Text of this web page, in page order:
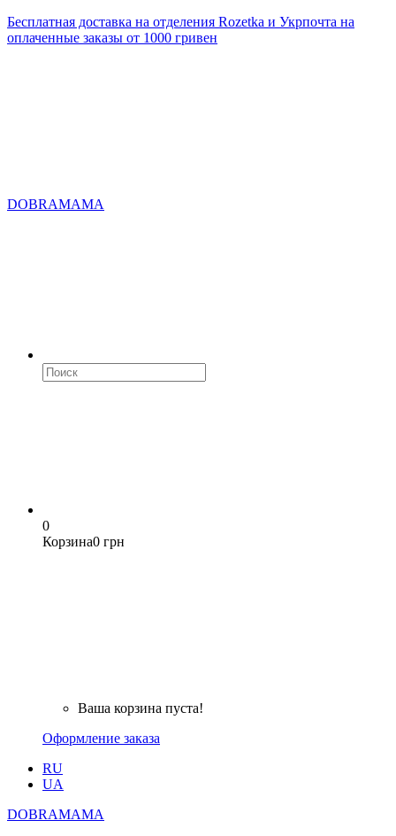
Бесплатная доставка на отделения Rozetka и Укрпочта на
оплаченные заказы от 1000 гривен
DOBRAMAMA
0
Корзина0 грн
Ваша корзина пуста!
Оформление заказа
RU
UA
DOBRAMAMA